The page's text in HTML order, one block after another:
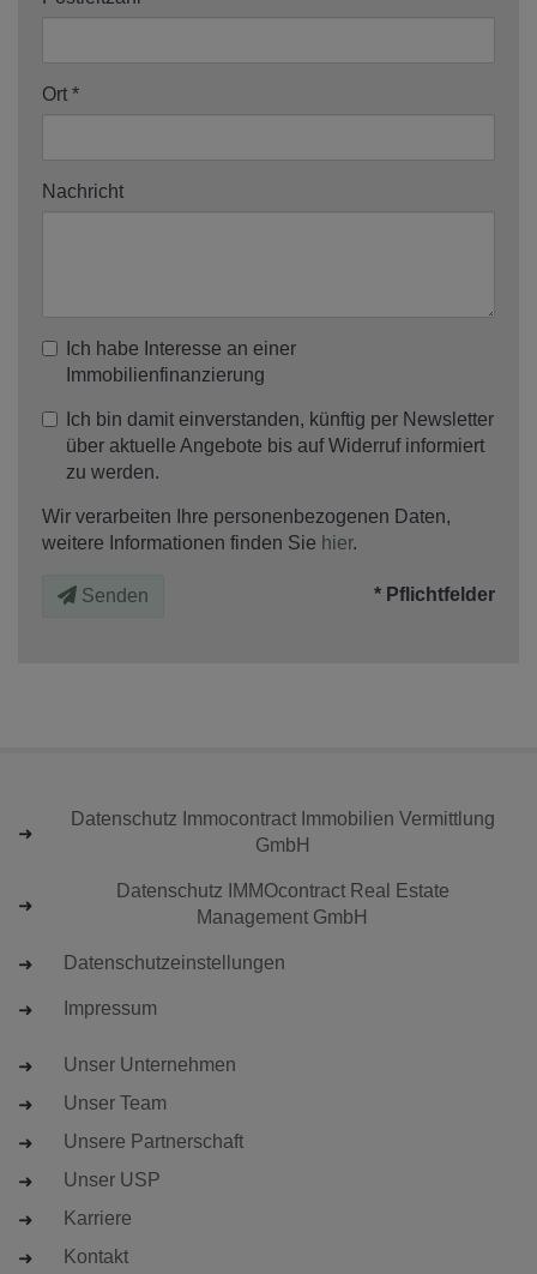
Ort
Nachricht
Ich habe Interesse an einer
Immobilienfinanzierung
Ich bin damit einverstanden, künftig per Newsletter
über aktuelle Angebote bis auf Widerruf informiert
zu werden.
Wir verarbeiten Ihre personenbezogenen Daten,
weitere Informationen finden Sie hier.
Senden * Pflichtfelder
Datenschutz Immocontract Immobilien Vermittlung
GmbH
Datenschutz IMMOcontract Real Estate
Management GmbH
Datenschutzeinstellungen
Impressum
Unser Unternehmen
Unser Team
Unsere Partnerschaft
Unser USP
Karriere
Kontakt